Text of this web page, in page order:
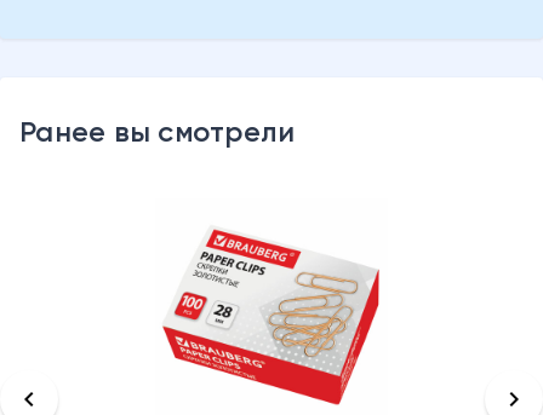
Ранее вы смотрели
keyboard_arrow_left keyboard_arrow_right